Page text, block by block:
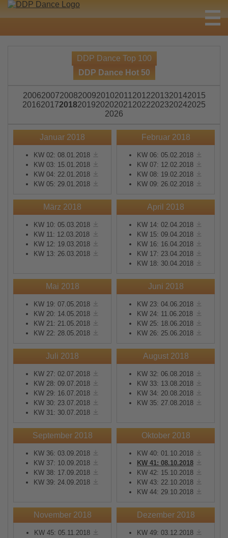
DDP Dance Top 100
DDP Dance Hot 50
200620072008200920102011 2012201320142015
201620172018201920202021 2022202320242025
2026
Januar 2018
KW 02: 08.01.2018
KW 03: 15.01.2018
KW 04: 22.01.2018
KW 05: 29.01.2018
Februar 2018
KW 06: 05.02.2018
KW 07: 12.02.2018
KW 08: 19.02.2018
KW 09: 26.02.2018
März 2018
KW 10: 05.03.2018
KW 11: 12.03.2018
KW 12: 19.03.2018
KW 13: 26.03.2018
April 2018
KW 14: 02.04.2018
KW 15: 09.04.2018
KW 16: 16.04.2018
KW 17: 23.04.2018
KW 18: 30.04.2018
Mai 2018
KW 19: 07.05.2018
KW 20: 14.05.2018
KW 21: 21.05.2018
KW 22: 28.05.2018
Juni 2018
KW 23: 04.06.2018
KW 24: 11.06.2018
KW 25: 18.06.2018
KW 26: 25.06.2018
Juli 2018
KW 27: 02.07.2018
KW 28: 09.07.2018
KW 29: 16.07.2018
KW 30: 23.07.2018
KW 31: 30.07.2018
August 2018
KW 32: 06.08.2018
KW 33: 13.08.2018
KW 34: 20.08.2018
KW 35: 27.08.2018
September 2018
KW 36: 03.09.2018
KW 37: 10.09.2018
KW 38: 17.09.2018
KW 39: 24.09.2018
Oktober 2018
KW 40: 01.10.2018
KW 41: 08.10.2018
KW 42: 15.10.2018
KW 43: 22.10.2018
KW 44: 29.10.2018
November 2018
KW 45: 05.11.2018
Dezember 2018
KW 49: 03.12.2018